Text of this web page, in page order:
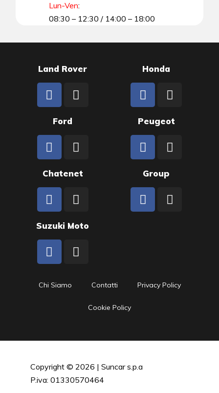
Lun-Ven:
08:30 – 12:30 / 14:00 – 18:00
Land Rover Honda
Ford Peugeot
Chatenet Group
Suzuki Moto
Chi Siamo Contatti Privacy Policy
Cookie Policy
Copyright © 2026 | Suncar s.p.a
P.iva: 01330570464